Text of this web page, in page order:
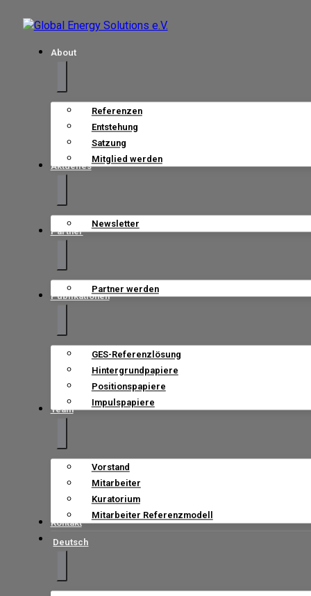
About
Referenzen
Entstehung
Satzung
Mitglied werden
Aktuelles
Newsletter
Partner
Partner werden
Publikationen
GES-Referenzlösung
Hintergrundpapiere
Positionspapiere
Impulspapiere
Team
Vorstand
Mitarbeiter
Kuratorium
Mitarbeiter Referenzmodell
Kontakt
Deutsch